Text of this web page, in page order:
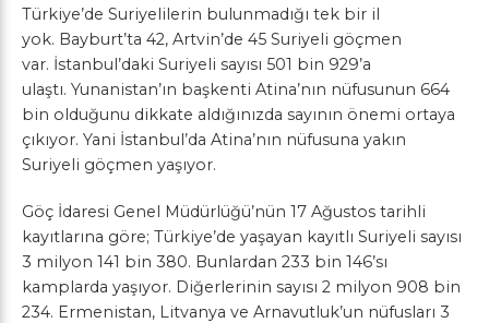
Türkiye’de Suriyelilerin bulunmadığı tek bir il
yok. Bayburt’ta 42, Artvin’de 45 Suriyeli göçmen
var. İstanbul’daki Suriyeli sayısı 501 bin 929’a
ulaştı. Yunanistan’ın başkenti Atina’nın nüfusunun 664
bin olduğunu dikkate aldığınızda sayının önemi ortaya
çıkıyor. Yani İstanbul’da Atina’nın nüfusuna yakın
Suriyeli göçmen yaşıyor.
Göç İdaresi Genel Müdürlüğü’nün 17 Ağustos tarihli
kayıtlarına göre; Türkiye’de yaşayan kayıtlı Suriyeli sayısı
3 milyon 141 bin 380. Bunlardan 233 bin 146’sı
kamplarda yaşıyor. Diğerlerinin sayısı 2 milyon 908 bin
234. Ermenistan, Litvanya ve Arnavutluk’un nüfusları 3